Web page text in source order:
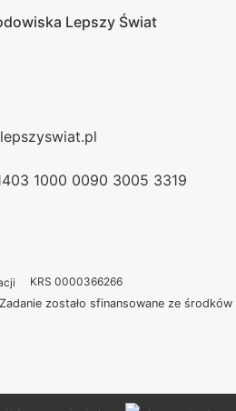
Lepszy Świat
1000 0090 3005 3319
KRS 0000366266
Zadanie zostało sfinansowane ze